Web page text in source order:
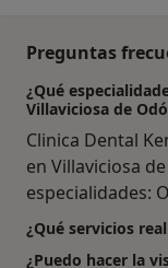
Preguntas
¿Qué
Villaviciosa de
Clinica Dental
en Villaviciosa
especialidades:
¿Qué servicios
¿Puedo hacer la